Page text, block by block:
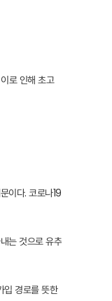
로 인해 초고
이다. 코로나19
는 것으로 유추
입 경로를 뜻한